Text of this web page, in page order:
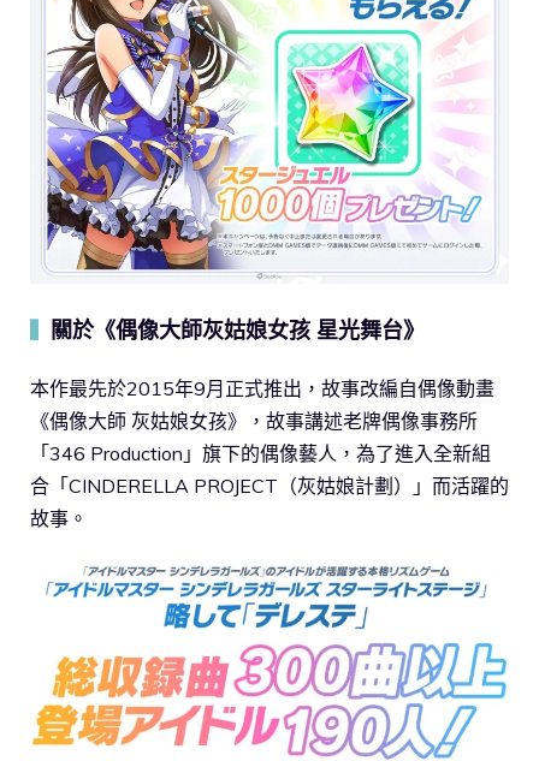
關於《偶像大師灰姑娘女孩 星光舞台》
本作最先於2015年9月正式推出，故事改編自偶像動畫
《偶像大師 灰姑娘女孩》，故事講述老牌偶像事務所
「346 Production」旗下的偶像藝人，為了進入全新組
合「CINDERELLA PROJECT（灰姑娘計劃）」而活躍的
故事。